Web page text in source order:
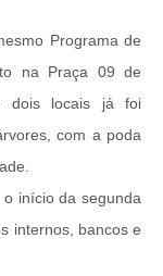
Programa de
na Praça 09 de
dois locais já foi
com a poda
início da segunda
internos, bancos e